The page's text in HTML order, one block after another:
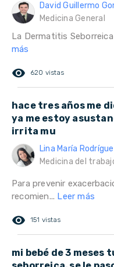
David Guillermo
Medicina General
La Dermatitis
más
remove_red_eye 620 vistas
hace tres años me
ya me estoy
irrita mu
Lina María
Medicina del
Para prevenir
recomien... Leer más
remove_red_eye 151 vistas
mi bebé de 3